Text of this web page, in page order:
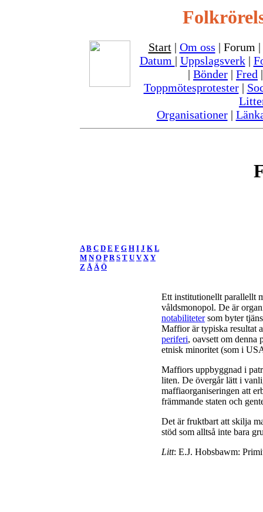
Start| Om oss | Forum |
Datum | Uppslagsverk|
| Bönder | Fred
Toppmötesprotester|
Organisationer|
A B C D E F G H I J K L
M N O P R S T U V X Y
Z Å Ä Ö
Ett institutionellt parallellt
våldsmonopol. De är
notabilitetersom byter
Maffior är typiska resultat
periferi, oavsett om denna
etnisk minoritet (som i
Maffiors uppbyggnad i
liten. De övergår lätt i
maffiaorganiseringen att
främmande staten och
Det är fruktbart att skilja
stöd som alltså inte bara
Litt: E.J. Hobsbawm: